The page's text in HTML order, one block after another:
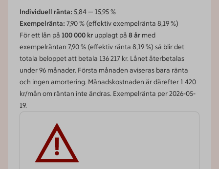
Individuell ränta: 5,84— 15,95%
Exempelränta: 7,90% (effektiv exempelränta 8,19%)
För ett lån på 100 000 kr upplagt på 8 år med
exempelräntan 7,90 % (effektiv ränta 8,19 %) så blir det
totala beloppet att betala 136 217 kr. Lånet återbetalas
under 96 månader. Första månaden aviseras bara ränta
och ingen amortering. Månadskostnaden är därefter 1 420
kr/mån om räntan inte ändras. Exempelränta per 2026-05-
19.